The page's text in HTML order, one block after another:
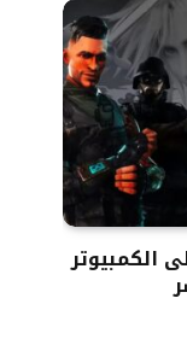
على الكمبيوتر